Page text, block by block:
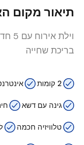
תיאור מקום
בריכת שחייה
2 קומות
גינה עם דשא
טלוויזיה חכמה